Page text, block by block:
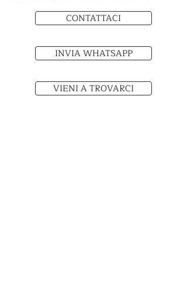
CONTATTACI
INVIA WHATSAPP
VIENI A TROVARCI